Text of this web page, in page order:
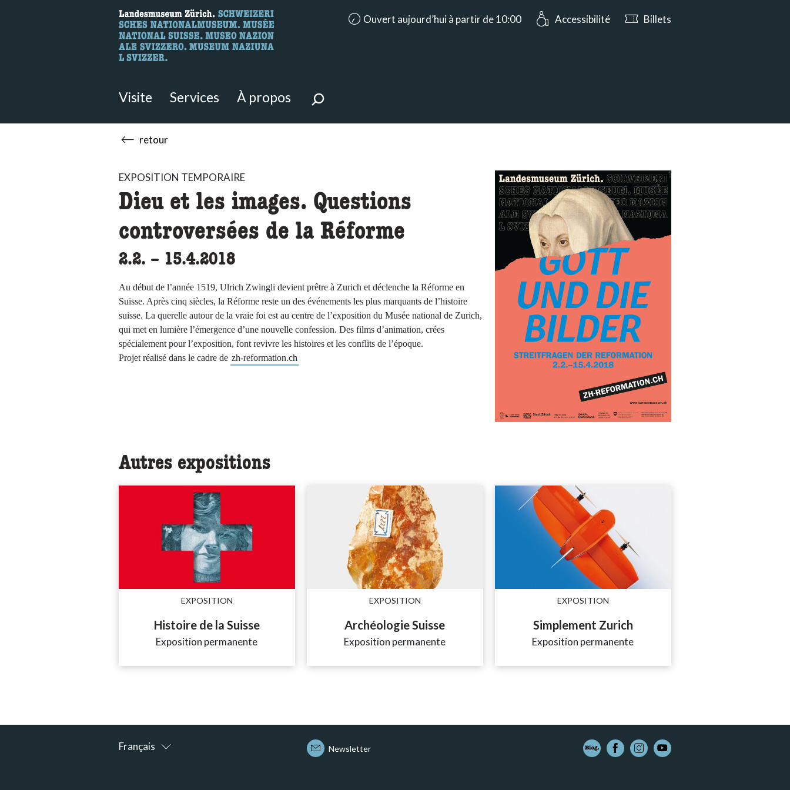
Ici, vous pouvez rechercher le contenu de la page.
accessibility.aria.opening_hours: Ouvert aujourd’hui à partir de 10:00
Ouvert aujourd’hui à partir de 10:00 Accessibilité Billets
Visite Services À propos
retour
EXPOSITION TEMPORAIRE
Dieu et les images. Questions
controversées de la Réforme
2.2. accessibility.time_to
– 15.4.2018
Au début de l’année 1519, Ulrich Zwingli devient prêtre à Zurich et déclenche la Réforme en
Suisse. Après cinq siècles, la Réforme reste un des événements les plus marquants de l’histoire
suisse. La querelle autour de la vraie foi est au centre de l’exposition du Musée national de Zurich,
qui met en lumière l’émergence d’une nouvelle confession. Des films d’animation, crées
spécialement pour l’exposition, font revivre les histoires et les conflits de l’époque.
Projet réalisé dans le cadre de zh-reformation.ch
Autres expositions
EXPOSITION
Histoire de la Suisse
Exposition permanente
EXPOSITION
Archéologie Suisse
Exposition permanente
EXPOSITION
Simplement Zurich
Exposition permanente
Français Newsletter